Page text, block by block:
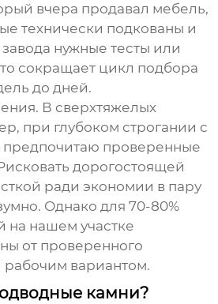
вчера продавал мебель,
технически подкованы и
завода нужные тесты или
сокращает цикл подбора
до дней.
В сверхтяжелых
при глубоком строгании с
предпочитаю проверенные
дорогостоящей
ради экономии в пару
Однако для 70-80%
на нашем участке
от проверенного
рабочим вариантом.
камни?